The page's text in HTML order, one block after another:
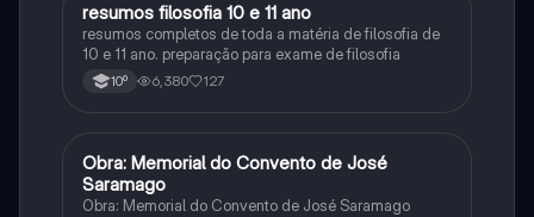
Filosofia
resumos filosofia 10 e 11 ano
resumos completos de toda a matéria de filosofia de
10 e 11 ano. preparação para exame de filosofia
10º 6,380 127
Português
Obra: Memorial do Convento de José
Saramago
Obra: Memorial do Convento de José Saramago